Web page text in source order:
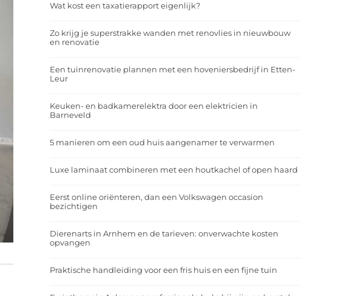
Wat kost een taxatierapport eigenlijk?
Zo krijg je superstrakke wanden met renovlies in nieuwbouw
en renovatie
Een tuinrenovatie plannen met een hoveniersbedrijf in Etten-
Leur
Keuken- en badkamerelektra door een elektricien in
Barneveld
5 manieren om een oud huis aangenamer te verwarmen
Luxe laminaat combineren met een houtkachel of open haard
Eerst online oriënteren, dan een Volkswagen occasion
bezichtigen
Dierenarts in Arnhem en de tarieven: onverwachte kosten
opvangen
Praktische handleiding voor een fris huis en een fijne tuin